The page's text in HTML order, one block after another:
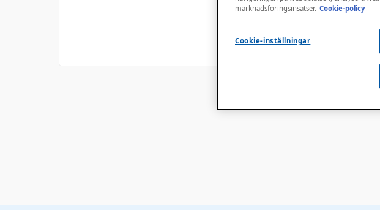
marknadsföringsinsatser. Cookie-policy
Cookie-inställningar